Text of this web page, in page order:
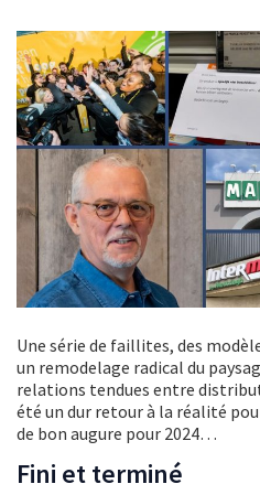
Une série de faillites, des
un remodelage radical du
relations tendues entre
été un dur retour à la réalité
de bon augure pour 2024…
Fini et terminé